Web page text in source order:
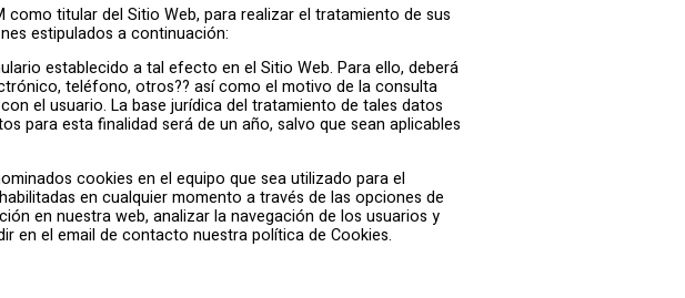
titular del Sitio Web, para realizar el tratamiento de sus
estipulados a continuación:
establecido a tal efecto en el Sitio Web. Para ello, deberá
teléfono, otros?? así como el motivo de la consulta
el usuario. La base jurídica del tratamiento de tales datos
para esta finalidad será de un año, salvo que sean aplicables
cookies en el equipo que sea utilizado para el
en cualquier momento a través de las opciones de
en nuestra web, analizar la navegación de los usuarios y
en el email de contacto nuestra política de Cookies.